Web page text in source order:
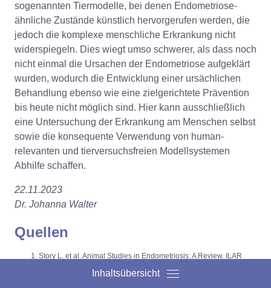
Inhaltsübersicht
sogenannten Tiermodelle, bei denen Endometriose-
ähnliche Zustände künstlich hervorgerufen werden, die
jedoch die komplexe menschliche Erkrankung nicht
widerspiegeln. Dies wiegt umso schwerer, als dass noch
nicht einmal die Ursachen der Endometriose aufgeklärt
wurden, wodurch die Entwicklung einer ursächlichen
Behandlung ebenso wie eine zielgerichtete Prävention
bis heute nicht möglich sind. Hier kann ausschließlich
eine Untersuchung der Erkrankung am Menschen selbst
sowie die konsequente Verwendung von human-
relevanten und tierversuchsfreien Modellsystemen
Abhilfe schaffen.
22.11.2023
Dr. Johanna Walter
Quellen
Story L. et al. Animal Studies in Endometriosis: A Review. ILAR
Sasson I.E. et al.Stem Cells and the Pathogenesis of